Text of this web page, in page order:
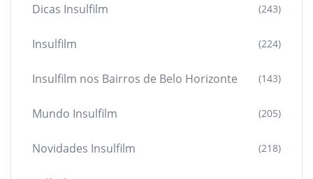
Dicas Insulfilm (243)
Insulfilm (224)
Insulfilm nos Bairros de Belo Horizonte (143)
Mundo Insulfilm (205)
Novidades Insulfilm (218)